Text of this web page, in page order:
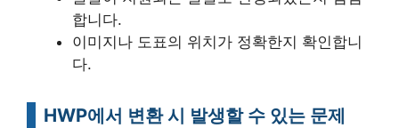
합니다.
이미지나 도표의 위치가 정확한지 확인합니
다.
HWP에서 변환 시 발생할 수 있는 문제